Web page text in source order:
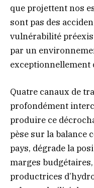
que projettent nos
sont pas des
vulnérabilité
par un
exceptionnellement
Quatre canaux de
profondément
produire ce
pèse sur la balance
pays, dégrade la
marges
productrices